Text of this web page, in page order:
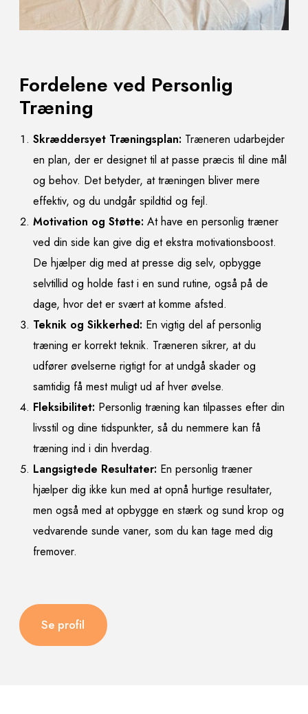
Fordelene ved Personlig
Træning
Skræddersyet Træningsplan: Træneren udarbejder
en plan, der er designet til at passe præcis til dine mål
og behov. Det betyder, at træningen bliver mere
effektiv, og du undgår spildtid og fejl.
Motivation og Støtte: At have en personlig træner
ved din side kan give dig et ekstra motivationsboost.
De hjælper dig med at presse dig selv, opbygge
selvtillid og holde fast i en sund rutine, også på de
dage, hvor det er svært at komme afsted.
Teknik og Sikkerhed: En vigtig del af personlig
træning er korrekt teknik. Træneren sikrer, at du
udfører øvelserne rigtigt for at undgå skader og
samtidig få mest muligt ud af hver øvelse.
Fleksibilitet: Personlig træning kan tilpasses efter din
livsstil og dine tidspunkter, så du nemmere kan få
træning ind i din hverdag.
Langsigtede Resultater: En personlig træner
hjælper dig ikke kun med at opnå hurtige resultater,
men også med at opbygge en stærk og sund krop og
vedvarende sunde vaner, som du kan tage med dig
fremover.
Se profil